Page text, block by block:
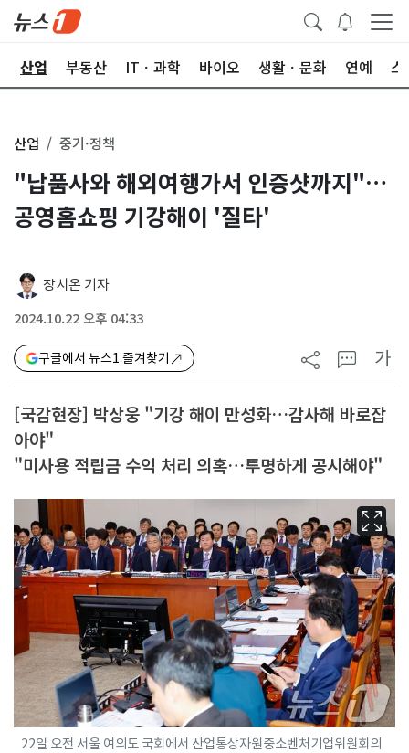
산업 부동산 ITㆍ과학 바이오 생활ㆍ문화 연예 스
산업 중기·정책
"납품사와 해외여행가서 인증샷까지"…
공영홈쇼핑 기강해이 '질타'
장시온 기자
2024.10.22 오후 04:33
구글에서 뉴스1 즐겨찾기 가
[국감현장] 박상웅 "기강 해이 만성화…감사해 바로잡
아야"
"미사용 적립금 수익 처리 의혹…투명하게 공시해야"
22일 오전 서울 여의도 국회에서 산업통상자원중소벤처기업위원회의